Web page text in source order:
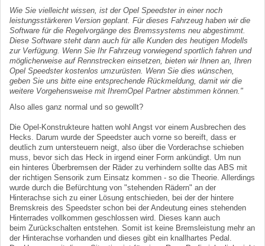
Wie Sie vielleicht wissen, ist der Opel Speedster in einer noch
leistungsstärkeren Version geplant. Für dieses Fahrzeug haben wir die
Software für die Regelvorgänge des Bremssystems neu abgestimmt.
Diese Software steht dann auch für alle Kunden des heutigen Modells
zur Verfügung. Wenn Sie Ihr Fahrzeug vorwiegend sportlich fahren und
möglicherweise auf Rennstrecken einsetzen, bieten wir Ihnen an, Ihren
Opel Speedster kostenlos umzurüsten. Wenn Sie dies wünschen,
geben Sie uns bitte eine entsprechende Rückmeldung, damit wir die
weitere Vorgehensweise mit IhremOpel Partner abstimmen können."
Also alles ganz normal und so gewollt?
Die Opel-Konstrukteure hatten wohl Angst vor einem Ausbrechen des
Hecks. Darum wurde der Speedster auch vorne so bereift, dass er
deutlich zum untersteuern neigt, also über die Vorderachse schieben
muss, bevor sich das Heck in irgend einer Form ankündigt. Um nun
ein hinteres Überbremsen der Räder zu verhindern sollte das ABS mit
der richtigen Sensorik zum Einsatz kommen - so die Theorie. Allerdings
wurde durch die Befürchtung von "stehenden Rädern" an der
Hinterachse sich zu einer Lösung entschieden, bei der der hintere
Bremskreis des Speedster schon bei der Andeutung eines stehenden
Hinterrades vollkommen geschlossen wird. Dieses kann auch
beim Zurückschalten entstehen. Somit ist keine Bremsleistung mehr an
der Hinterachse vorhanden und dieses gibt ein knallhartes Pedal.